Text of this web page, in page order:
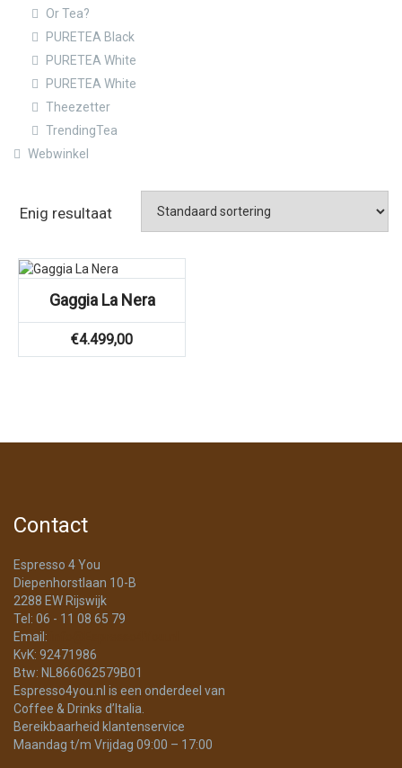
Or Tea?
PURETEA Black
PURETEA White
PURETEA White
Theezetter
TrendingTea
Webwinkel
Enig resultaat
Gaggia La Nera
€4.499,00
Contact
Espresso 4 You
Diepenhorstlaan 10-B
2288 EW Rijswijk
Tel: 06 - 11 08 65 79
Email:
KvK: 92471986
Btw: NL866062579B01
Espresso4you.nl is een onderdeel van
Coffee & Drinks d’Italia.
Bereikbaarheid klantenservice
Maandag t/m Vrijdag 09:00 – 17:00